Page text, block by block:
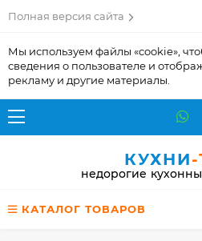
Полная версия сайта
Мы используем файлы «cookie»,
сведения о пользователе и
рекламу и другие материалы.
КУХНИ
недорогие
КАТАЛОГ ТОВАРОВ